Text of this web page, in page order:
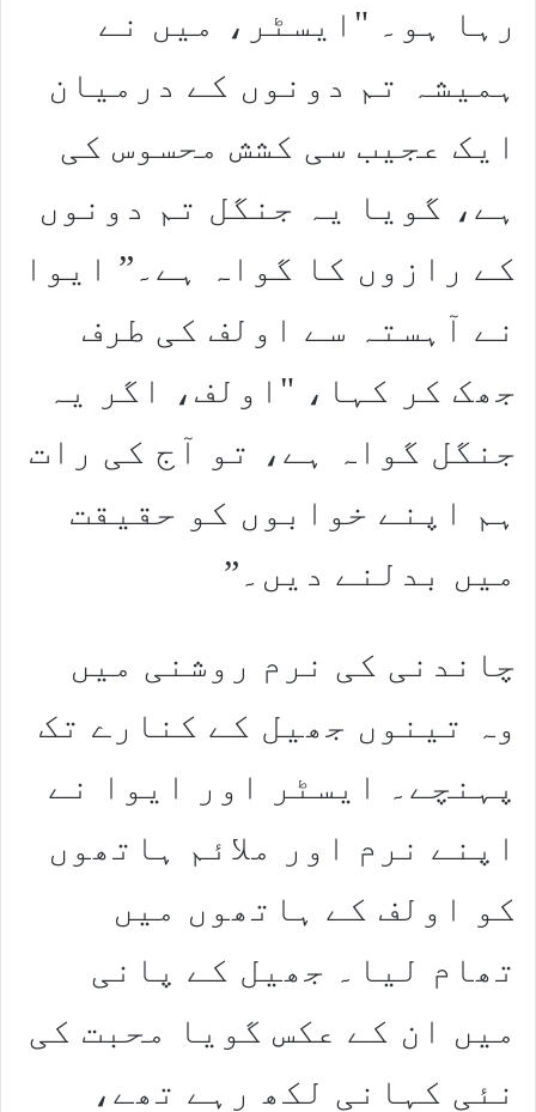
رہا ہو۔ "ایسٹر، میں نے
ہمیشہ تم دونوں کے درمیان
ایک عجیب سی کشش محسوس کی
ہے، گویا یہ جنگل تم دونوں
کے رازوں کا گواہ ہے۔” ایوا
نے آہستہ سے اولف کی طرف
جھک کر کہا، "اولف، اگر یہ
جنگل گواہ ہے، تو آج کی رات
ہم اپنے خوابوں کو حقیقت
میں بدلنے دیں۔”
چاندنی کی نرم روشنی میں
وہ تینوں جھیل کے کنارے تک
پہنچے۔ ایسٹر اور ایوا نے
اپنے نرم اور ملائم ہاتھوں
کو اولف کے ہاتھوں میں
تھام لیا۔ جھیل کے پانی
میں ان کے عکس گویا محبت کی
نئی کہانی لکھ رہے تھے،